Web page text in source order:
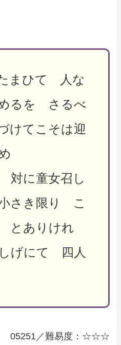
まひて 人な
るを さるべ
けてこそは迎
対に童女召し
さき限り こ
とありけれ
げにて 四人
05251／難易度：☆☆☆